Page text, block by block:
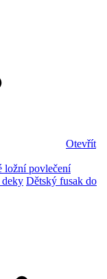
Otevřít
ložní povlečení
deky Dětský fusak do